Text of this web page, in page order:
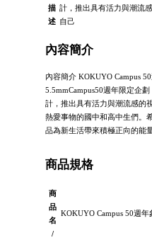
描
述
計，推出具有活力與潮流
自己
內容簡介
內容簡介 KOKUYO Campus
5.5mmCampus50週年限定企
計，推出具有活力與潮流感的
熱愛事物的國中和高中生們。
品為新生活帶來積極正向的能量
商品規格
商
品
名
/
KOKUYO Campus 50週